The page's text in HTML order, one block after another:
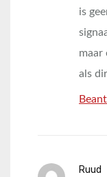
is
maar
als
Ruud